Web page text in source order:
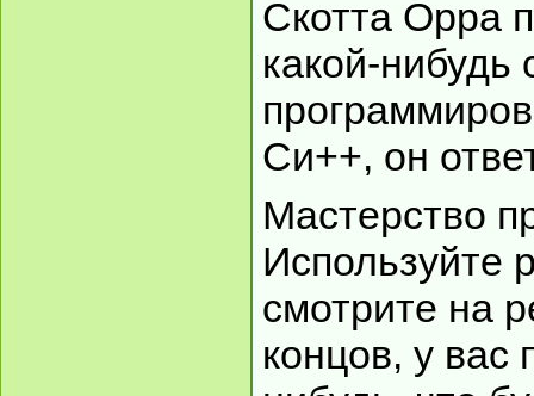
Скотта Орра
какой-нибудь
Си++, он
Мастерство
Используйте
смотрите на
концов, у вас